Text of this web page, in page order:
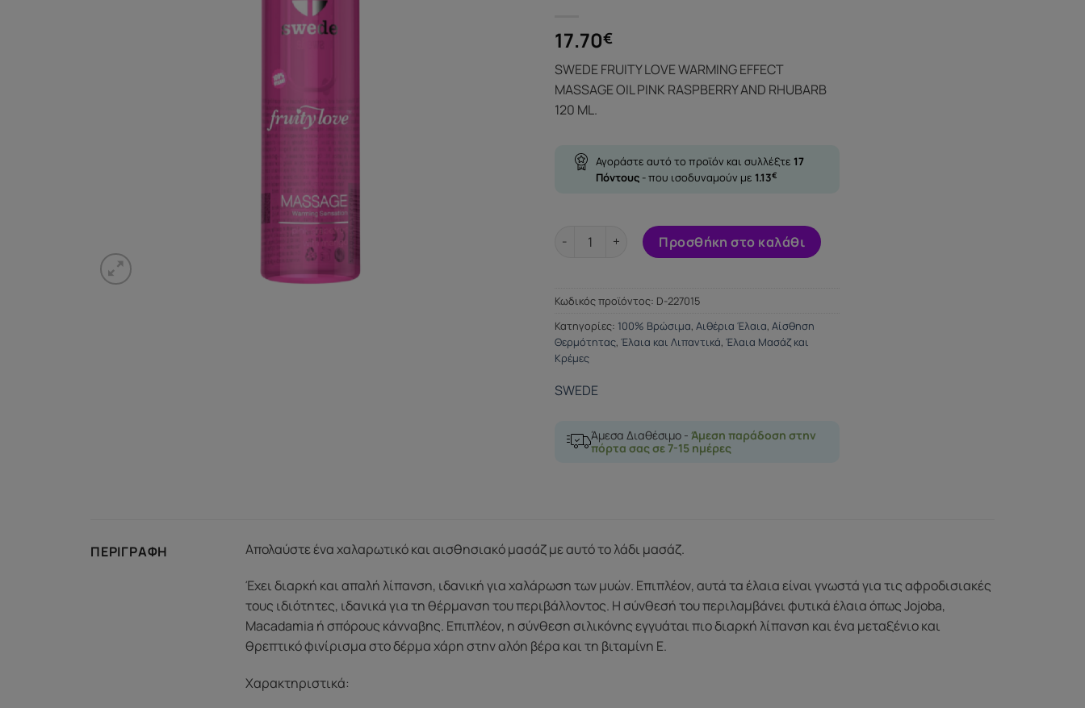
17.70€
SWEDE FRUITY LOVE WARMING EFFECT
MASSAGE OIL PINK RASPBERRY AND RHUBARB
120 ML.
Αγοράστε αυτό το προϊόν και συλλέξτε 17
Πόντους - που ισοδυναμούν με 1.13€
SWEDE FRUITY LOVE WARMING EFFECT MASSAGE OIL PINK RASPBERRY AND RHUBARB 120
Προσθήκη στο καλάθι
Κωδικός προϊόντος: D-227015
Κατηγορίες: 100% Βρώσιμα, Αιθέρια Έλαια, Αίσθηση
Θερμότητας, Έλαια και Λιπαντικά, Έλαια Μασάζ και
Κρέμες
SWEDE
Άμεσα Διαθέσιμο - Άμεση παράδοση στην
πόρτα σας σε 7-15 ημέρες
ΠΕΡΙΓΡΑΦΉ Απολαύστε ένα χαλαρωτικό και αισθησιακό μασάζ με αυτό το λάδι μασάζ.
Έχει διαρκή και απαλή λίπανση, ιδανική για χαλάρωση των μυών. Επιπλέον, αυτά τα έλαια είναι γνωστά για τις αφροδισιακές
τους ιδιότητες, ιδανικά για τη θέρμανση του περιβάλλοντος. Η σύνθεσή του περιλαμβάνει φυτικά έλαια όπως Jojoba,
Macadamia ή σπόρους κάνναβης. Επιπλέον, η σύνθεση σιλικόνης εγγυάται πιο διαρκή λίπανση και ένα μεταξένιο και
θρεπτικό φινίρισμα στο δέρμα χάρη στην αλόη βέρα και τη βιταμίνη Ε.
Χαρακτηριστικά: